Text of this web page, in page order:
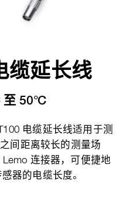
缆延长线
至 50°C
电缆延长线适用于测
间距离较长的测量场
连接器，可便捷地
器的电缆长度。